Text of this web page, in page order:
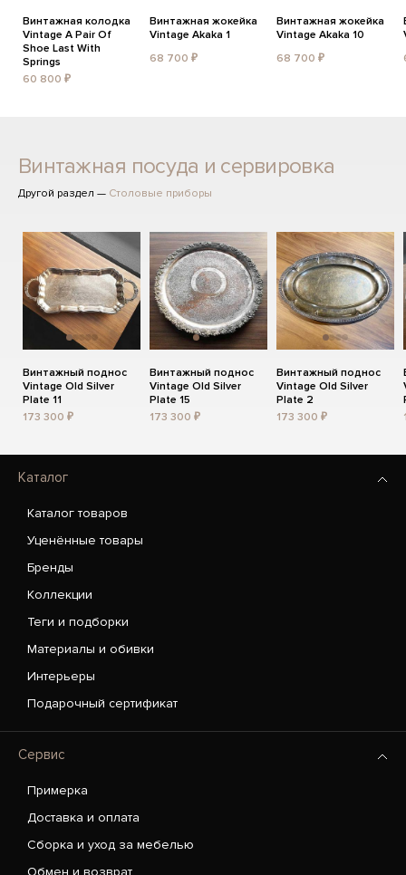
Винтажная колодка
Vintage A Pair Of
Shoe Last With
Springs
60 800 ₽
Винтажная жокейка
Vintage Akaka 1
68 700 ₽
Винтажная жокейка
Vintage Akaka 10
68 700 ₽
Винтажная посуда и сервировка
Другой раздел — Столовые приборы
Винтажный поднос
Vintage Old Silver
Plate 11
173 300 ₽
Винтажный поднос
Vintage Old Silver
Plate 15
173 300 ₽
Винтажный поднос
Vintage Old Silver
Plate 2
173 300 ₽
Каталог
Каталог товаров
Уценённые товары
Бренды
Коллекции
Теги и подборки
Материалы и обивки
Интерьеры
Подарочный сертификат
Сервис
Примерка
Доставка и оплата
Сборка и уход за мебелью
Обмен и возврат